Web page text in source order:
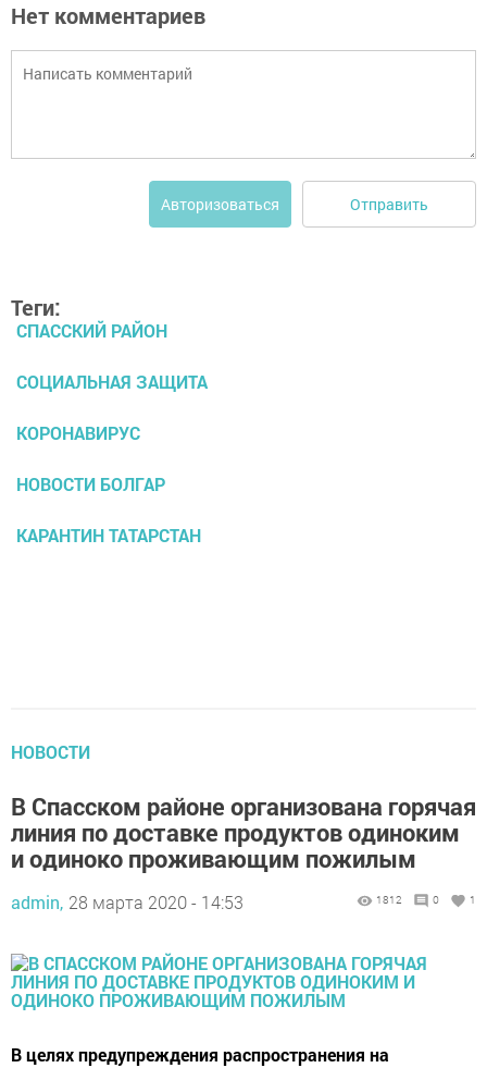
Нет комментариев
Авторизоваться Отправить
Теги:
СПАССКИЙ РАЙОН
СОЦИАЛЬНАЯ ЗАЩИТА
КОРОНАВИРУС
НОВОСТИ БОЛГАР
КАРАНТИН ТАТАРСТАН
НОВОСТИ
В Спасском районе организована горячая
линия по доставке продуктов одиноким
и одиноко проживающим пожилым
admin, 28 марта 2020 - 14:53 1812 0 1
​​​​​​​В целях предупреждения распространения на